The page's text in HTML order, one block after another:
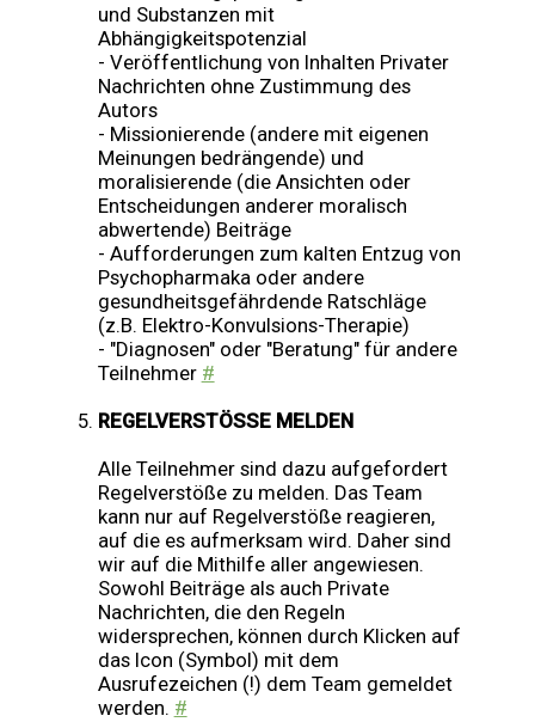
und Substanzen mit
Abhängigkeitspotenzial
- Veröffentlichung von Inhalten Privater
Nachrichten ohne Zustimmung des
Autors
- Missionierende (andere mit eigenen
Meinungen bedrängende) und
moralisierende (die Ansichten oder
Entscheidungen anderer moralisch
abwertende) Beiträge
- Aufforderungen zum kalten Entzug von
Psychopharmaka oder andere
gesundheitsgefährdende Ratschläge
(z.B. Elektro-Konvulsions-Therapie)
- "Diagnosen" oder "Beratung" für andere
Teilnehmer #
REGELVERSTÖSSE MELDEN
Alle Teilnehmer sind dazu aufgefordert
Regelverstöße zu melden. Das Team
kann nur auf Regelverstöße reagieren,
auf die es aufmerksam wird. Daher sind
wir auf die Mithilfe aller angewiesen.
Sowohl Beiträge als auch Private
Nachrichten, die den Regeln
widersprechen, können durch Klicken auf
das Icon (Symbol) mit dem
Ausrufezeichen (!) dem Team gemeldet
werden. #